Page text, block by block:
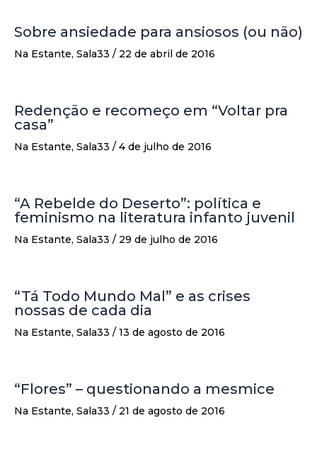
Sobre ansiedade para ansiosos (ou não)
Na Estante, Sala33 / 22 de abril de 2016
Redenção e recomeço em “Voltar pra
casa”
Na Estante, Sala33 / 4 de julho de 2016
“A Rebelde do Deserto”: política e
feminismo na literatura infanto juvenil
Na Estante, Sala33 / 29 de julho de 2016
“Tá Todo Mundo Mal” e as crises
nossas de cada dia
Na Estante, Sala33 / 13 de agosto de 2016
“Flores” – questionando a mesmice
Na Estante, Sala33 / 21 de agosto de 2016